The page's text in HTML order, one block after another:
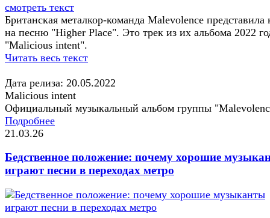
смотреть текст
Британская металкор-команда Malevolence представила
на песню "Higher Place". Это трек из их альбома 2022
"Malicious intent".
Читать весь текст
Дата релиза: 20.05.2022
Malicious intent
Официальный музыкальный альбом группы
Подробнее
21.03.26
Бедственное положение: почему хорошие
играют песни в переходах метро